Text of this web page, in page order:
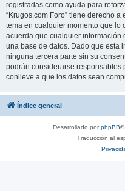
registradas como ayuda para
“Krugos.com Foro” tiene derecho
tema en cualquier momento que lo
acuerda que cualquier información
una base de datos. Dado que esta
ninguna tercera parte sin su
podrán considerarse responsables
conlleve a que los datos sean
Índice general
Desarrollado porphpBB®
Traducción al